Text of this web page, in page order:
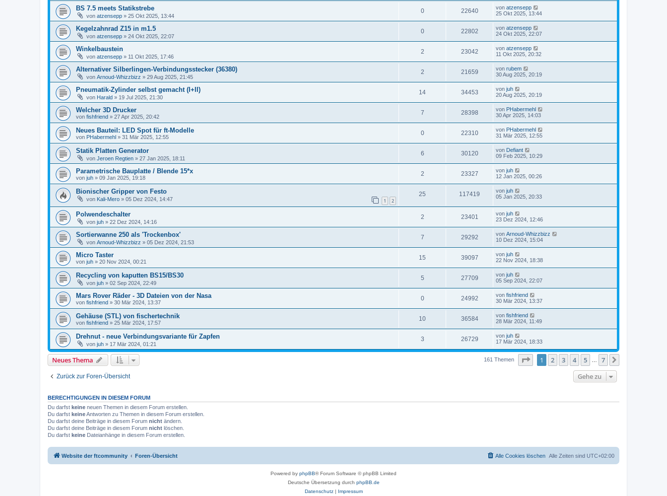
BS 7.5 meets Statikstrebe
von atzensepp » 25 Okt 2025, 13:44
0 22640 von atzensepp
25 Okt 2025, 13:44
Kegelzahnrad Z15 in m1.5
von atzensepp » 24 Okt 2025, 22:07
0 22802 von atzensepp
24 Okt 2025, 22:07
Winkelbaustein
von atzensepp » 11 Okt 2025, 17:46
2 23042 von atzensepp
11 Okt 2025, 20:32
Alternativer Silberlingen-Verbindungsstecker (36380)
von Arnoud-Whizzbizz » 29 Aug 2025, 21:45
2 21659 von rubem
30 Aug 2025, 20:19
Pneumatik-Zylinder selbst gemacht (I+II)
von Harald » 19 Jul 2025, 21:30
14 34453 von juh
20 Aug 2025, 20:19
Welcher 3D Drucker
von fishfriend » 27 Apr 2025, 20:42
7 28398 von PHabermehl
30 Apr 2025, 14:03
Neues Bauteil: LED Spot für ft-Modelle
von PHabermehl » 31 Mär 2025, 12:55
0 22310 von PHabermehl
31 Mär 2025, 12:55
Statik Platten Generator
von Jeroen Regtien » 27 Jan 2025, 18:11
6 30120 von Defiant
09 Feb 2025, 10:29
Parametrische Bauplatte / Blende 15*x
von juh » 09 Jan 2025, 19:18
2 23327 von juh
12 Jan 2025, 00:26
Bionischer Gripper von Festo
von Kali-Mero » 05 Dez 2024, 14:47 1 2
25 117419 von juh
05 Jan 2025, 20:33
Polwendeschalter
von juh » 22 Dez 2024, 14:16
2 23401 von juh
23 Dez 2024, 12:46
Sortierwanne 250 als 'Trockenbox'
von Arnoud-Whizzbizz » 05 Dez 2024, 21:53
7 29292 von Arnoud-Whizzbizz
10 Dez 2024, 15:04
Micro Taster
von juh » 20 Nov 2024, 00:21
15 39097 von juh
22 Nov 2024, 18:38
Recycling von kaputten BS15/BS30
von juh » 02 Sep 2024, 22:49
5 27709 von juh
05 Sep 2024, 22:07
Mars Rover Räder - 3D Dateien von der Nasa
von fishfriend » 30 Mär 2024, 13:37
0 24992 von fishfriend
30 Mär 2024, 13:37
Gehäuse (STL) von fischertechnik
von fishfriend » 25 Mär 2024, 17:57
10 36584 von fishfriend
28 Mär 2024, 11:49
Drehnut - neue Verbindungsvariante für Zapfen
von juh » 17 Mär 2024, 01:21
3 26729 von juh
17 Mär 2024, 18:33
Neues Thema 161 Themen Seite von7
1 2 3 4 5 7
Zurück zur Foren-Übersicht Gehe zu
BERECHTIGUNGEN IN DIESEM FORUM
Du darfst keine neuen Themen in diesem Forum erstellen.
Du darfst keineAntworten zu Themen in diesem Forum erstellen.
Du darfst deine Beiträge in diesem Forum nicht ändern.
Du darfst deine Beiträge in diesem Forum nicht löschen.
Du darfst keine Dateianhänge in diesem Forum erstellen.
Website der ftcommunity Foren-Übersicht Alle Zeiten sind UTC+02:00
Alle Cookies löschen
Powered by phpBB® Forum Software © phpBB Limited
Deutsche Übersetzung durch phpBB.de
Datenschutz| Impressum